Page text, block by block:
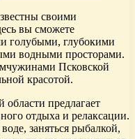
своими
вы сможете
голубыми, глубокими
водными просторами.
Псковской
красотой.
предлагает
отдыха и релаксации.
заняться рыбалкой,